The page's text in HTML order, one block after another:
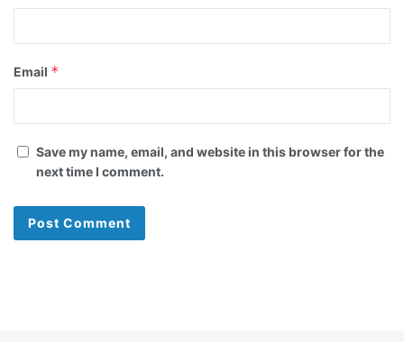
Email *
Save my name, email, and website in this browser for the
next time I comment.